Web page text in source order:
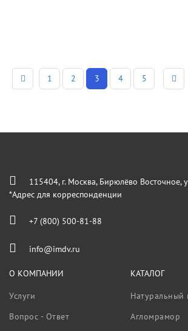
1 2 3 4 5
115404, г. Москва, Бирюлёво Восточное,
*Адрес для корреспонденции
+7 (800) 500-81-88
info@imdv.ru
О КОМПАНИИ
Услуги
Вопрос - Ответ
КАТАЛОГ
Натуральный
Агломрамор